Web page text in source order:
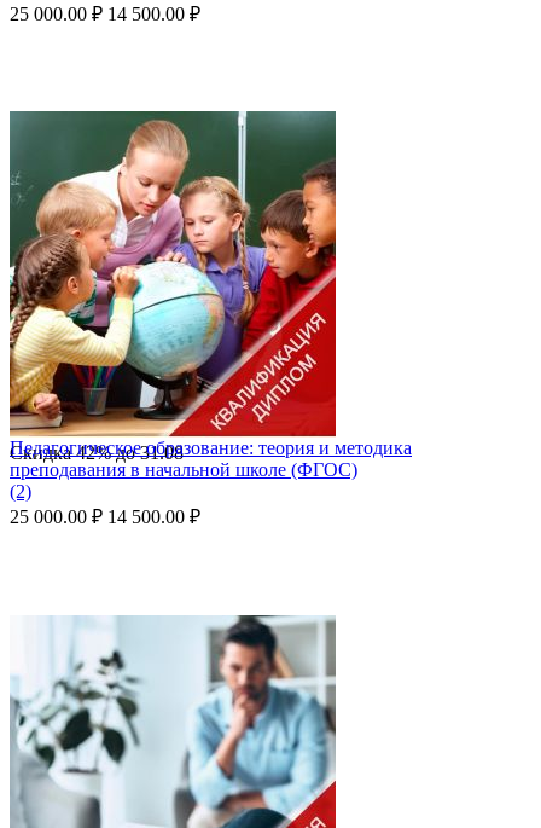
25 000.00 ₽ 14 500.00 ₽
Скидка42%до31.08
Педагогическое образование: теория и методика
преподавания в начальной школе (ФГОС)
(2)
25 000.00 ₽ 14 500.00 ₽